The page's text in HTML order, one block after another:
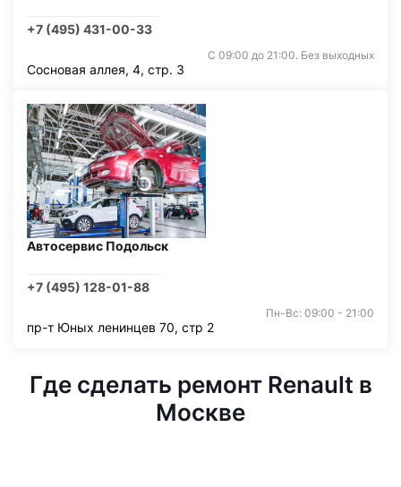
+7 (495) 431-00-33
С 09:00 до 21:00. Без выходных
Сосновая аллея, 4, стр. 3
Автосервис Подольск
+7 (495) 128-01-88
Пн-Вс: 09:00 - 21:00
пр-т Юных ленинцев 70, стр 2
Где сделать ремонт Renault в
Москве